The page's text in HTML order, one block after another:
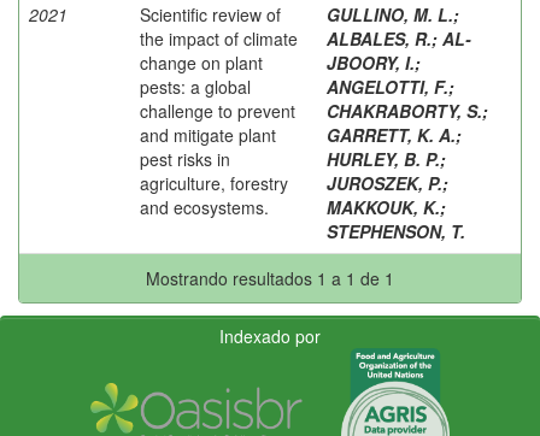
2021
Scientific review of
the impact of climate
change on plant
pests: a global
challenge to prevent
and mitigate plant
pest risks in
agriculture, forestry
and ecosystems.
GULLINO, M. L.;
ALBALES, R.; AL-
JBOORY, I.;
ANGELOTTI, F.;
CHAKRABORTY, S.;
GARRETT, K. A.;
HURLEY, B. P.;
JUROSZEK, P.;
MAKKOUK, K.;
STEPHENSON, T.
Mostrando resultados 1 a 1 de 1
Indexado por